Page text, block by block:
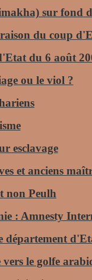
sur fond
du coup
du 6 août
ou le viol ?
esclavage
et anciens
non Peulh
: Amnesty
département
le golfe